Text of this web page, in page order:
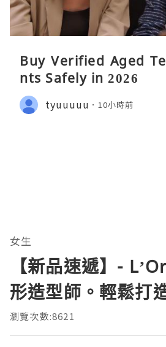
Buy Verified Aged
nts Safely in 2026
tyuuuuu 10小時前
女生
【新品速遞】-
形造型師。輕鬆打
瀏覽次數:8621